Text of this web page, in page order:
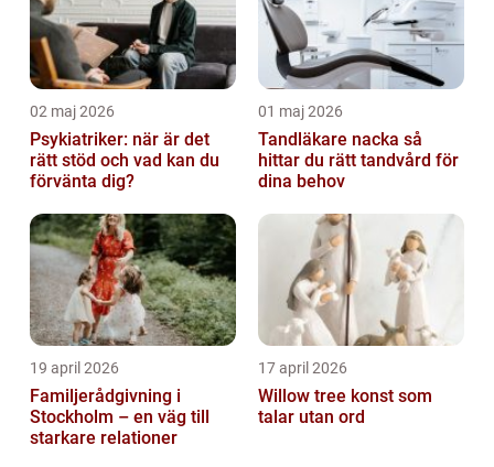
02 maj 2026
Psykiatriker: när är det
rätt stöd och vad kan du
förvänta dig?
01 maj 2026
Tandläkare nacka så
hittar du rätt tandvård för
dina behov
19 april 2026
Familjerådgivning i
Stockholm – en väg till
starkare relationer
17 april 2026
Willow tree konst som
talar utan ord